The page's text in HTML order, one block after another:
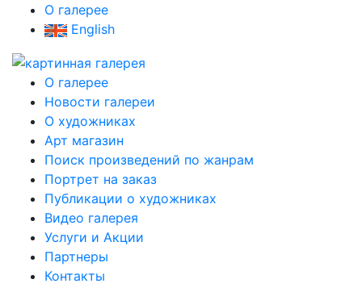
О галерее
English
О галерее
Новости галереи
О художниках
Арт магазин
Поиск произведений по жанрам
Портрет на заказ
Публикации о художниках
Видео галерея
Услуги и Акции
Партнеры
Контакты